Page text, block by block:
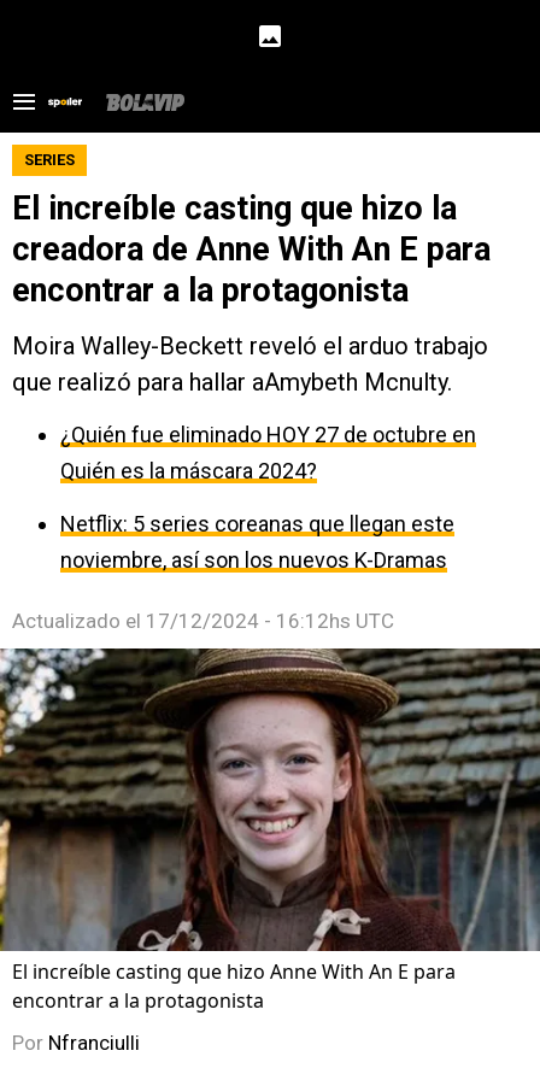
SERIES
El increíble casting que hizo la
creadora de Anne With An E para
encontrar a la protagonista
Moira Walley-Beckett reveló el arduo trabajo
que realizó para hallar aAmybeth Mcnulty.
¿Quién fue eliminado HOY 27 de octubre en
Quién es la máscara 2024?
Netflix: 5 series coreanas que llegan este
noviembre, así son los nuevos K-Dramas
Actualizado el 17/12/2024 - 16:12hs UTC
El increíble casting que hizo Anne With An E para
encontrar a la protagonista
Por Nfranciulli